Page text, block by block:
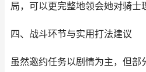
局，可以更完整地领会她对骑士
四、战斗环节与实用打法建议
虽然邀约任务以剧情为主，但部